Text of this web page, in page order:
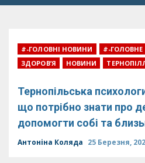
#-ГОЛОВНІ НОВИНИ #-ГОЛОВНЕ
ЗДОРОВ’Я
НОВИНИ
Тернопільська
що потрібно знати про
допомогти собі та
Антоніна Коляда 25 Березня,